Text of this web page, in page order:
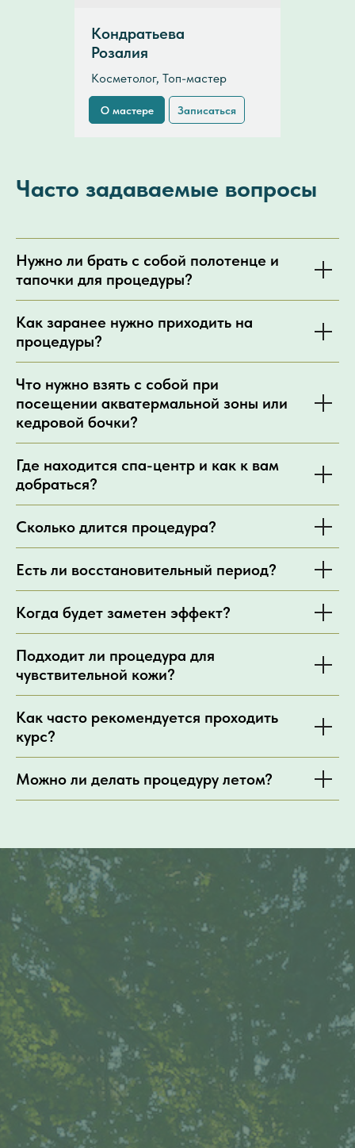
Кондратьева
Розалия
Косметолог, Топ-мастер
О мастере Записаться
Часто задаваемые вопросы
Нужно ли брать с собой полотенце и
тапочки для процедуры?
Как заранее нужно приходить на
процедуры?
Что нужно взять с собой при
посещении акватермальной зоны или
кедровой бочки?
Где находится спа-центр и как к вам
добраться?
Сколько длится процедура?
Есть ли восстановительный период?
Когда будет заметен эффект?
Подходит ли процедура для
чувствительной кожи?
Как часто рекомендуется проходить
курс?
Можно ли делать процедуру летом?